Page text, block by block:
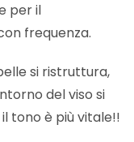
per il
frequenza.
si ristruttura,
del viso si
tono è più vitale!!